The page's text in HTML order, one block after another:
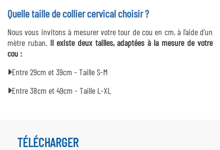
Quelle taille de collier cervical choisir ?
Nous vous invitons à mesurer votre tour de cou en cm, à l’aide d’un
mètre ruban. Il existe deux tailles, adaptées à la mesure de votre
cou :
Entre 29cm et 39cm - Taille S-M
Entre 38cm et 49cm - Taille L-XL
TÉLÉCHARGER